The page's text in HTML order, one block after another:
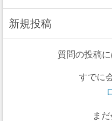
新規投稿
質問の投稿
すでに
ま